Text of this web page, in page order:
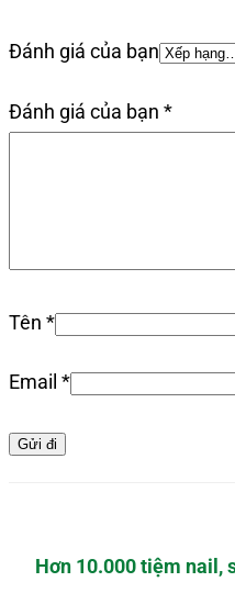
Đánh giá của bạn
Đánh giá của bạn *
Tên *
Email *
Hơn 10.000 tiệm nail,